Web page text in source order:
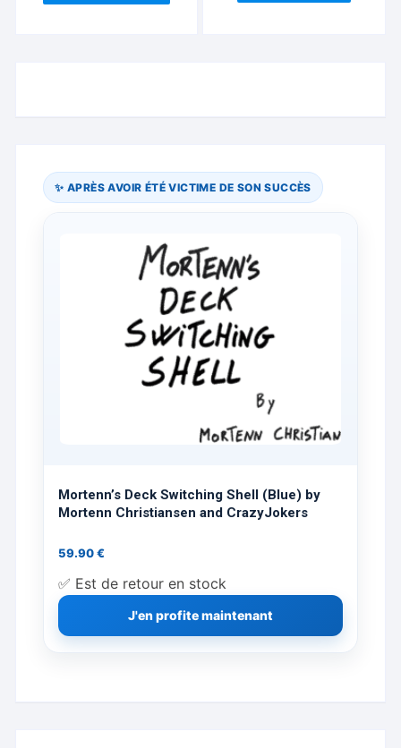
✨ APRÈS AVOIR ÉTÉ VICTIME DE SON SUCCÈS
Mortenn’s Deck Switching Shell (Blue) by
Mortenn Christiansen and CrazyJokers
59.90€
✅ Est de retour en stock
J'en profite maintenant